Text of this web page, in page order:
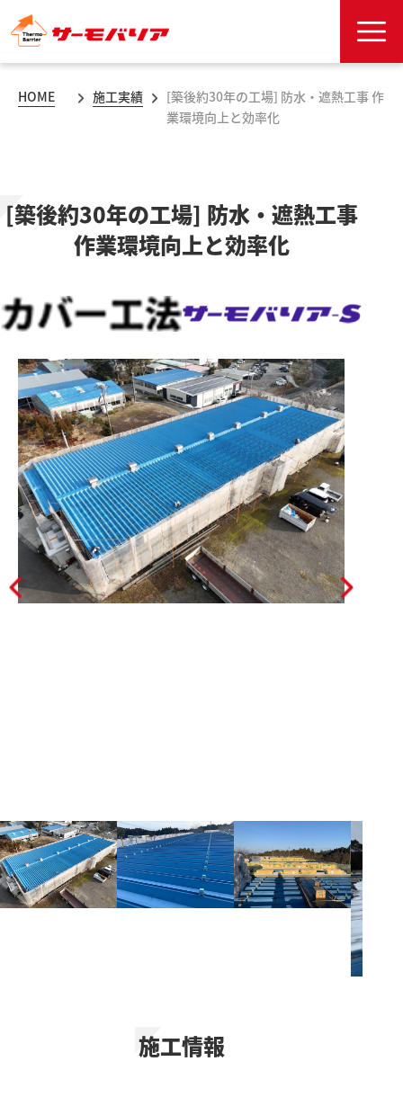
HOME 施工実績
[築後約30年の工場] 防水・遮熱工事 作
業環境向上と効率化
[築後約30年の工場] 防水・遮熱工事
作業環境向上と効率化
施工情報